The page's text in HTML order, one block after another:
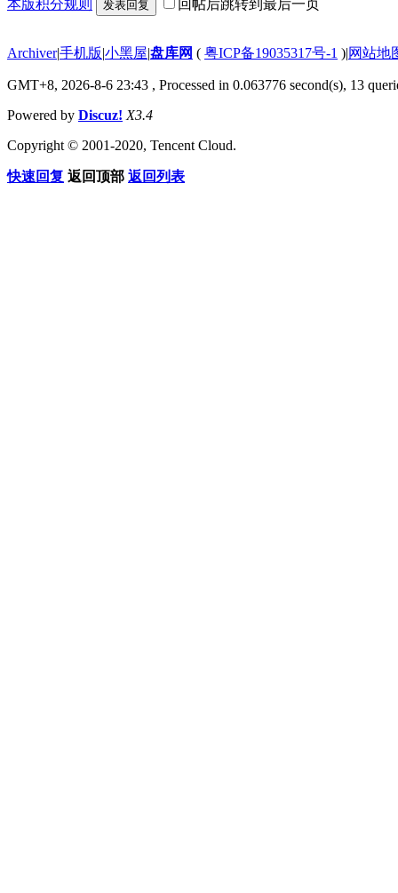
本版积分规则 发表回复 回帖后跳转到最后一页
Archiver|手机版|小黑屋|盘库网 ( 粤ICP备19035317号-1 )|网站地
GMT+8, 2026-8-6 23:43 , Processed in 0.063776 second(s), 13
Powered by Discuz! X3.4
Copyright © 2001-2020, Tencent Cloud.
快速回复 返回顶部 返回列表